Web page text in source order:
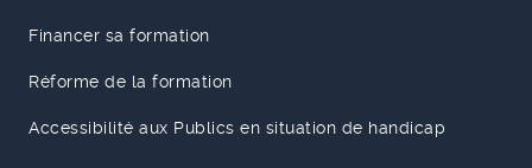
Financer sa formation
Réforme de la formation
Accessibilité aux Publics en situation de handicap